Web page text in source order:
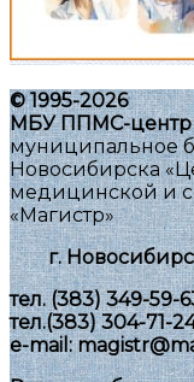
© 1995-2026
МБУ ППМС-центр
муниципальное
Новосибирска
медицинской и
«Магистр»
г.
тел.(383) 349-59-
тел.(383) 304-71-
e-mail: